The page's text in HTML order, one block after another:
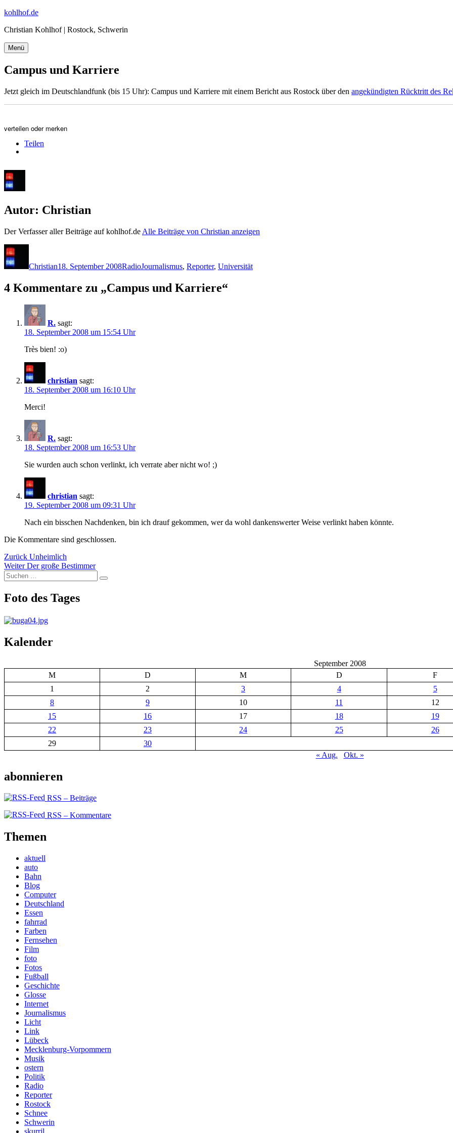
Zum
springen
kohlhof.de
Christian Kohlhof | Rostock, Schwerin
Menü
Campus und Karriere
Jetzt gleich im Deutschlandfunk (bis 15 Uhr): Campus und Karriere mit einem Bericht aus Rostock über den angekündigten Rücktritt des
verteilen oder merken
Teilen
Autor: Christian
Der Verfasser aller Beiträge auf kohlhof.de Alle Beiträge von Christian anzeigen
Christian18. September 2008RadioJournalismus, Reporter, Universität
4 Kommentare zu „Campus und Karriere“
R. sagt:
18. September 2008 um 15:54 Uhr
Très bien! :o)
christian sagt:
18. September 2008 um 16:10 Uhr
Merci!
R. sagt:
18. September 2008 um 16:53 Uhr
Sie wurden auch schon verlinkt, ich verrate aber nicht wo! ;)
christian sagt:
19. September 2008 um 09:31 Uhr
Nach ein bisschen Nachdenken, bin ich drauf gekommen, wer da wohl dankenswerter Weise verlinkt haben könnte.
Die Kommentare sind geschlossen.
Beitragsnavigation
Zurück Vorheriger
Beitrag:
Unheimlich
Weiter Nächster
Beitrag:
Der große Bestimmer
Suchen
nach:
Suchen
Foto des Tages
Kalender
September 2008
M
D M D
F
1
2 3 4
5
8
9 10 11
12
15
16 17 18
19
22
23 24 25
26
29
30
« Aug.
Okt. »
abonnieren
RSS – Beiträge
RSS – Kommentare
Themen
aktuell
auto
Bahn
Blog
Computer
Deutschland
Essen
fahrrad
Farben
Fernsehen
Film
foto
Fotos
Fußball
Geschichte
Glosse
Internet
Journalismus
Licht
Link
Lübeck
Mecklenburg-Vorpommern
Musik
ostern
Politik
Radio
Reporter
Rostock
Schnee
Schwerin
skurril